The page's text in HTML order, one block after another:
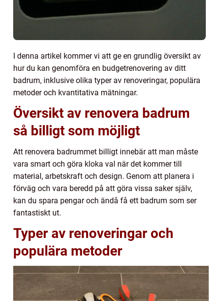
I denna artikel kommer vi att ge en grundlig översikt av
hur du kan genomföra en budgetrenovering av ditt
badrum, inklusive olika typer av renoveringar, populära
metoder och kvantitativa mätningar.
Översikt av renovera badrum
så billigt som möjligt
Att renovera badrummet billigt innebär att man måste
vara smart och göra kloka val när det kommer till
material, arbetskraft och design. Genom att planera i
förväg och vara beredd på att göra vissa saker själv,
kan du spara pengar och ändå få ett badrum som ser
fantastiskt ut.
Typer av renoveringar och
populära metoder